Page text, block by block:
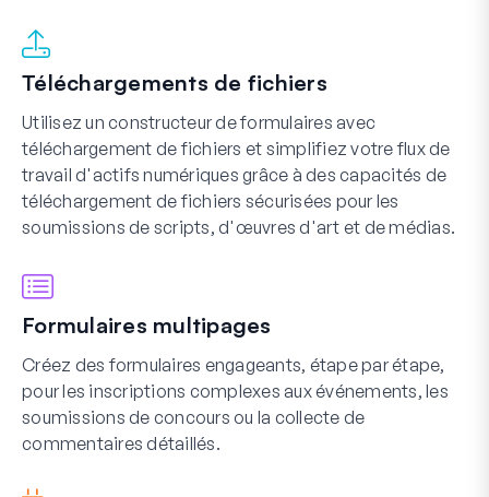
Téléchargements de fichiers
Utilisez un constructeur de formulaires avec
téléchargement de fichiers et simplifiez votre flux de
travail d'actifs numériques grâce à des capacités de
téléchargement de fichiers sécurisées pour les
soumissions de scripts, d'œuvres d'art et de médias.
Formulaires multipages
Créez des formulaires engageants, étape par étape,
pour les inscriptions complexes aux événements, les
soumissions de concours ou la collecte de
commentaires détaillés.